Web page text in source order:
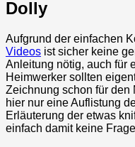
Dolly
Aufgrund der einfachen
Videos ist sicher keine
Anleitung nötig, auch für
Heimwerker sollten
Zeichnung schon für
hier nur eine Auflistung
Erläuterung der etwas
einfach damit keine